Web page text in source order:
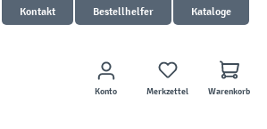
Kontakt Bestellhelfer Kataloge
Konto Merkzettel Warenkorb